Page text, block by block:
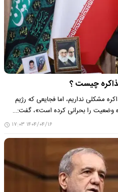
چیست ؟
مشکلی نداریم، اما فجایعی که رژیم
وضعیت را بحرانی کرده است»، گفت:…
۱۴۰۴/۰۴/۱۶ ۱۷:۰۳